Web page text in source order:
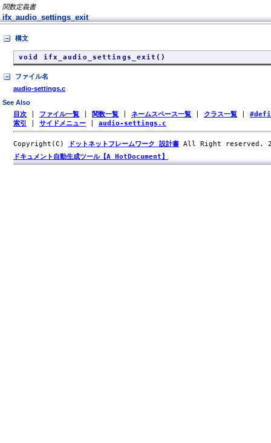
関数定義書
ifx_audio_settings_exit
構文
void ifx_audio_settings_exit ()
ファイル名
audio-settings.c
See Also
目次 ファイル一覧 関数一覧 ネームスペース一覧 クラス一覧
索引
サイドメニュー audio-settings.c
Copyright(C) ドットネットフレームワーク 設計書 All Right reserved.
ドキュメント自動生成ツール【A HotDocument】